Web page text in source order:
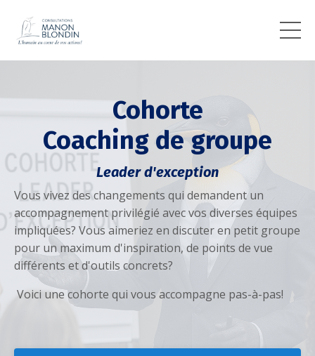
Cohorte
Coaching de groupe
Leader d'exception
Vous vivez des changements qui demandent un
accompagnement privilégié avec vos diverses équipes
impliquées? Vous aimeriez en discuter en petit groupe
pour un maximum d'inspiration, de points de vue
différents et d'outils concrets?
Voici une cohorte qui vous accompagne pas-à-pas!